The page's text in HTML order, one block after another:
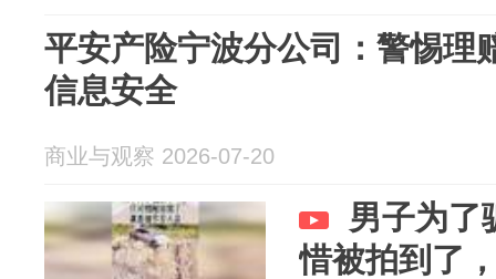
平安产险宁波分公司：警惕理
信息安全
商业与观察 2026-07-20
男子为了
惜被拍到了